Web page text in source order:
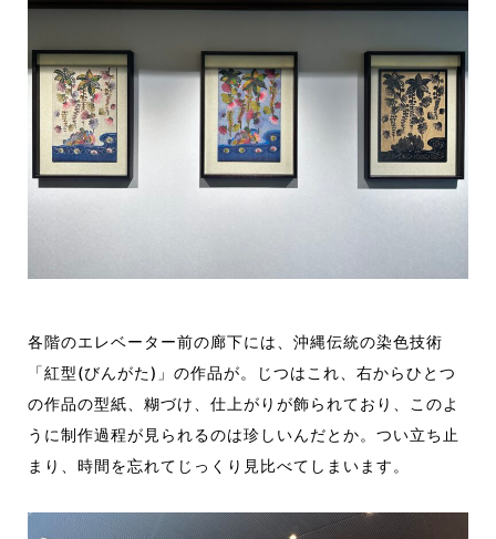
各階のエレベーター前の廊下には、沖縄伝統の染色技術
「紅型(びんがた)」の作品が。じつはこれ、右からひとつ
の作品の型紙、糊づけ、仕上がりが飾られており、このよ
うに制作過程が見られるのは珍しいんだとか。つい立ち止
まり、時間を忘れてじっくり見比べてしまいます。